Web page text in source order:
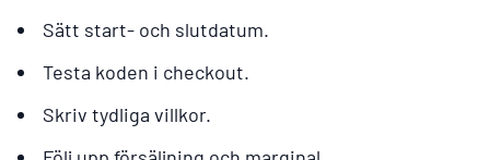
Sätt start- och slutdatum.
Testa koden i checkout.
Skriv tydliga villkor.